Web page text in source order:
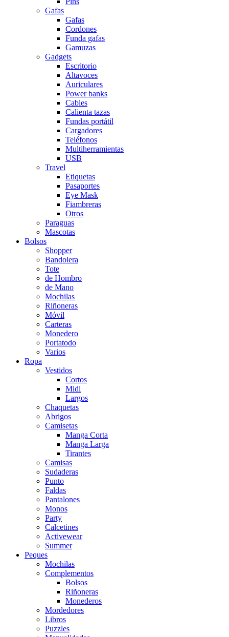
Gafas
Gafas
Cordones
Funda gafas
Gamuzas
Gadgets
Escritorio
Altavoces
Auriculares
Power banks
Cables
Calienta tazas
Fundas portátil
Cargadores
Teléfonos
Multiherramientas
USB
Travel
Etiquetas
Pasaportes
Eye Mask
Fiambreras
Otros
Paraguas
Mascotas
Bolsos
Shopper
Bandolera
Tote
de Hombro
de Mano
Mochilas
Riñoneras
Móvil
Carteras
Monedero
Portatodo
Varios
Ropa
Vestidos
Cortos
Midi
Largos
Chaquetas
Abrigos
Camisetas
Manga Corta
Manga Larga
Tirantes
Camisas
Sudaderas
Punto
Faldas
Pantalones
Monos
Party
Calcetines
Activewear
Summer
Peques
Mochilas
Complementos
Bolsos
Riñoneras
Monederos
Mordedores
Libros
Puzzles